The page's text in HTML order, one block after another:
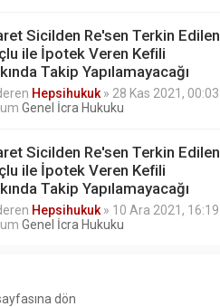
Sicilden Re'sen Terkin Edilen
ile İpotek Veren Kefili
Takip Yapılamayacağı
Hepsihukuk» 28 Kas 2021, 00:03
Genel İcra Hukuku
Sicilden Re'sen Terkin Edilen
ile İpotek Veren Kefili
Takip Yapılamayacağı
Hepsihukuk» 10 Ara 2021, 16:19
Genel İcra Hukuku
dön